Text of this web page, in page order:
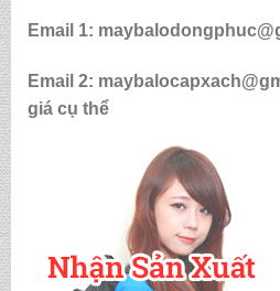
Email 1:
Email 2:
giá cụ thể